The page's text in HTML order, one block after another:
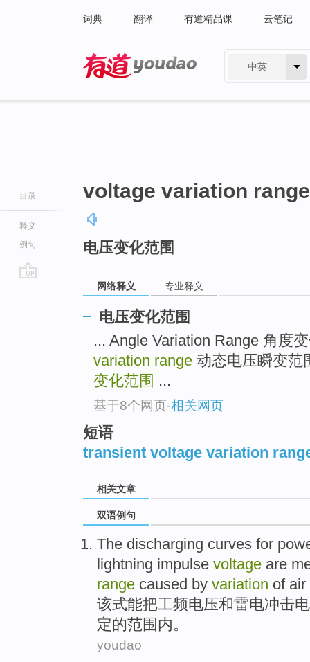
词典 翻译 有道精品课 云笔记
中英
目录
释义
例句
voltage variation range
电压变化范围
网络释义 专业释义
电压变化范围
... Angle Variation Range 角度
variation range 动态电压瞬变范
变化范围 ...
基于8个网页-相关网页
短语
transient voltage variation
相关文章
双语例句
The discharging curves for
lightning impulse voltage are
range caused by variation of air
该式能把工频电压和雷电冲击
定的范围内。
youdao